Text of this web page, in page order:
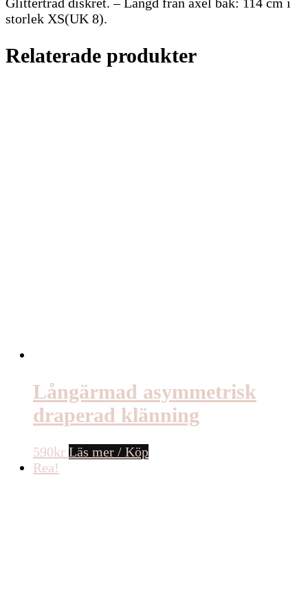
storlek XS(UK 8).
Relaterade produkter
Långärmad asymmetrisk
draperad klänning
590kr Läs mer / Köp
Rea!